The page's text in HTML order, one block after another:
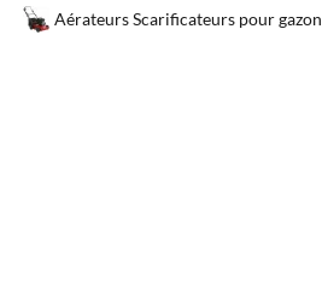
Aérateurs Scarificateurs pour gazon